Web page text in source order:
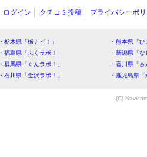
ログイン クチコミ投稿 プライバシーポ
・栃木県「栃ナビ！」
・熊本県「
・福島県「ふくラボ！」
・新潟県「
・群馬県「ぐんラボ！」
・香川県「
・石川県「金沢ラボ！」
・鹿児島県
(C)